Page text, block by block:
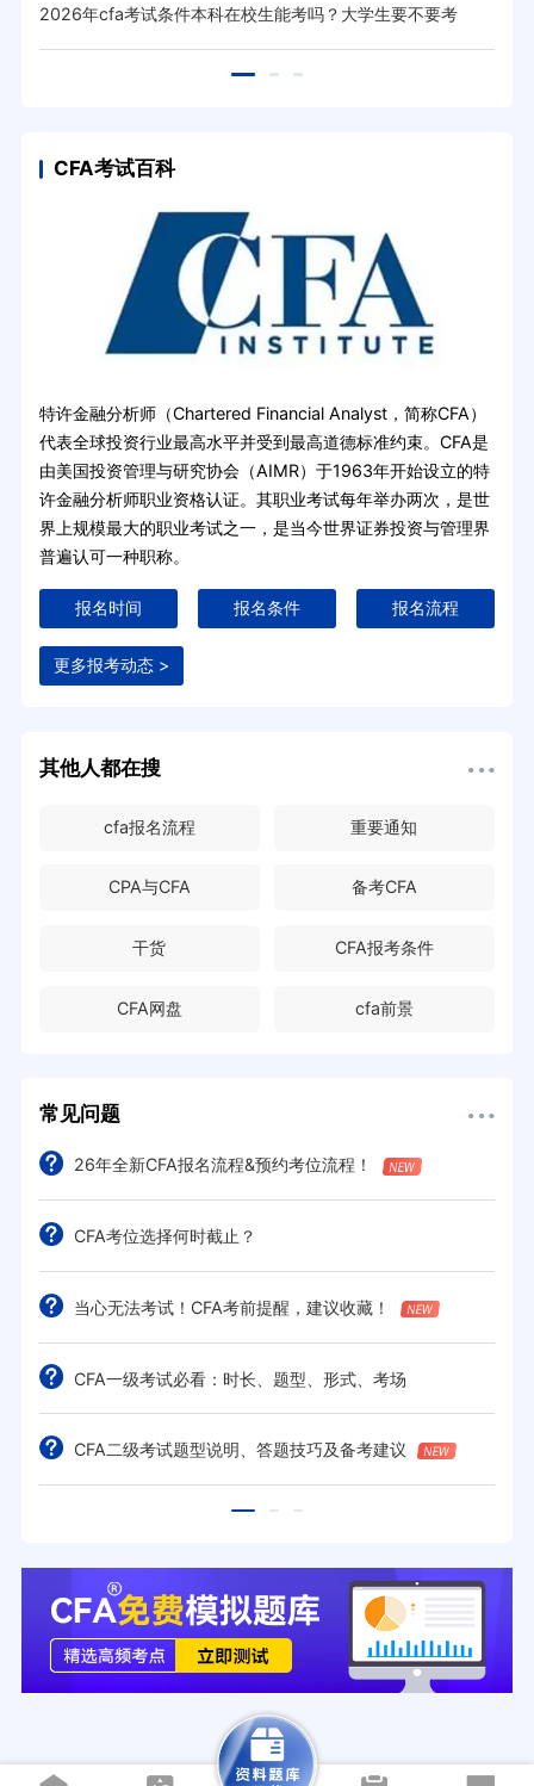
2026年cfa考试条件本科在校生能考吗？大学生要不要考
CFA考试百科
特许金融分析师（Chartered Financial Analyst，简称CFA）
代表全球投资行业最高水平并受到最高道德标准约束。CFA是
由美国投资管理与研究协会（AIMR）于1963年开始设立的特
许金融分析师职业资格认证。其职业考试每年举办两次，是世
界上规模最大的职业考试之一，是当今世界证券投资与管理界
普遍认可一种职称。
报名时间 报名条件 报名流程
更多报考动态 >
其他人都在搜
cfa报名流程 重要通知
CPA与CFA 备考CFA
干货 CFA报考条件
CFA网盘 cfa前景
常见问题
26年全新CFA报名流程&预约考位流程！
CFA考位选择何时截止？
当心无法考试！CFA考前提醒，建议收藏！
CFA一级考试必看：时长、题型、形式、考场
CFA二级考试题型说明、答题技巧及备考建议